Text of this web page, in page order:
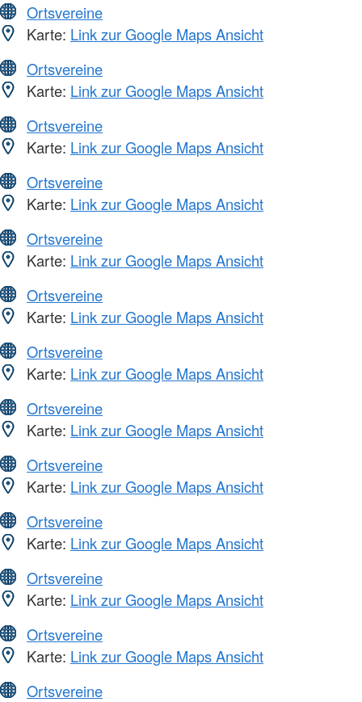
Ortsvereine
Karte: Link zur Google Maps Ansicht
Ortsvereine
Karte: Link zur Google Maps Ansicht
Ortsvereine
Karte: Link zur Google Maps Ansicht
Ortsvereine
Karte: Link zur Google Maps Ansicht
Ortsvereine
Karte: Link zur Google Maps Ansicht
Ortsvereine
Karte: Link zur Google Maps Ansicht
Ortsvereine
Karte: Link zur Google Maps Ansicht
Ortsvereine
Karte: Link zur Google Maps Ansicht
Ortsvereine
Karte: Link zur Google Maps Ansicht
Ortsvereine
Karte: Link zur Google Maps Ansicht
Ortsvereine
Karte: Link zur Google Maps Ansicht
Ortsvereine
Karte: Link zur Google Maps Ansicht
Ortsvereine